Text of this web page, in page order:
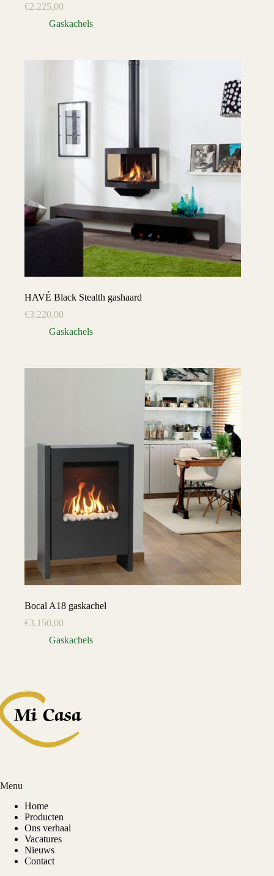
€2.225,00
Gaskachels
HAVÉ Black Stealth gashaard
€3.220,00
Gaskachels
Bocal A18 gaskachel
€3.150,00
Gaskachels
Menu
Home
Producten
Ons verhaal
Vacatures
Nieuws
Contact